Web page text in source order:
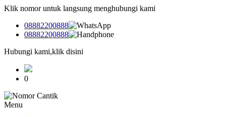
Klik nomor untuk langsung menghubungi kami
08882200888
08882200888
Hubungi kami,klik disini
0
Menu